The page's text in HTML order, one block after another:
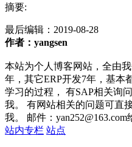
摘要:
最后编辑： 2019-08-28
作者：yangsen
本站为个人博客网站，全由
年，其它ERP开发7年，基本
学习的过程， 有SAP相关询
我。 有网站相关的问题可直
我。 邮件：yan252@163.com
站内专栏 站点